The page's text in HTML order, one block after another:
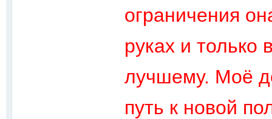
ограничения
руках и только
лучшему. Моё
путь к новой